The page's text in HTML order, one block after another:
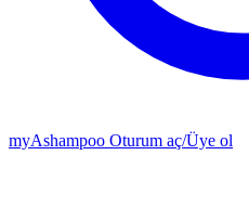
myAshampoo Oturum aç/Üye ol